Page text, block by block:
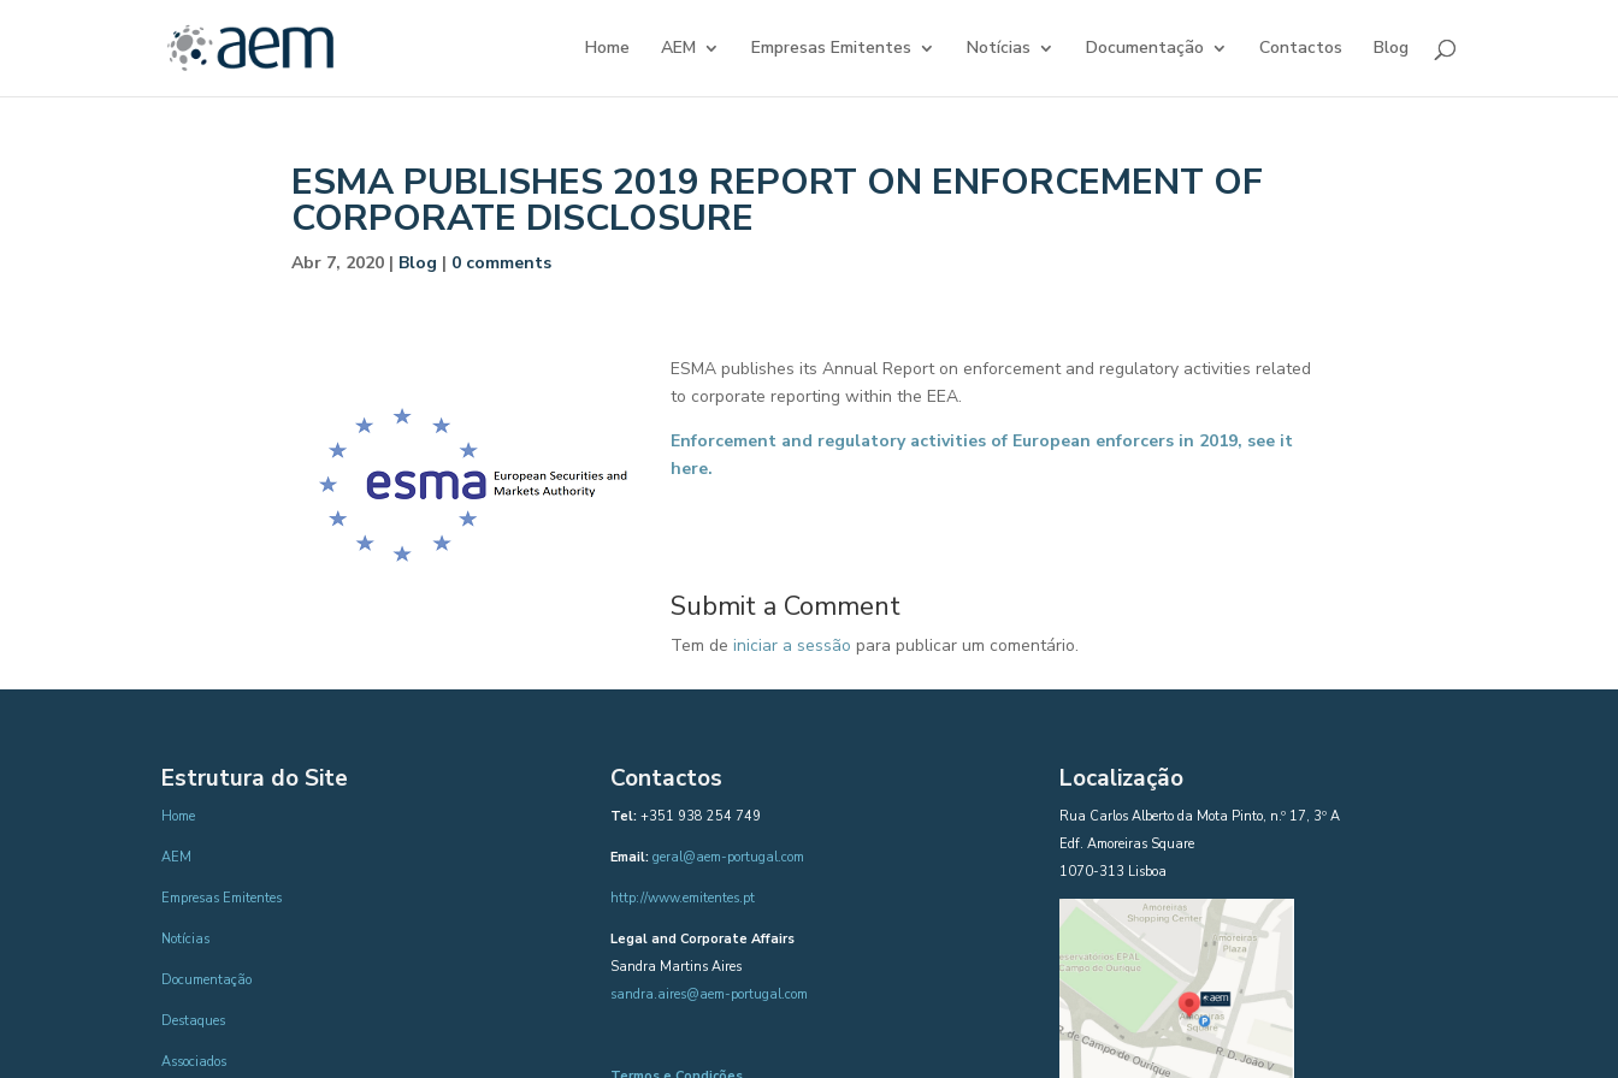
Home AEM Empresas Emitentes Notícias Documentação Contactos Blog
ESMA PUBLISHES 2019 REPORT ON ENFORCEMENT OF
CORPORATE DISCLOSURE
Abr 7, 2020| Blog | 0 comments
ESMA publishes its Annual Report on enforcement and regulatory activities related
to corporate reporting within the EEA.
Enforcement and regulatory activities of European enforcers in 2019, see it
here.
Submit a Comment
Tem de iniciar a sessão para publicar um comentário.
Estrutura do Site
Home
AEM
Empresas Emitentes
Notícias
Documentação
Destaques
Associados
Contactos
Tel: +351 938 254 749
Email: geral@aem-portugal.com
http://www.emitentes.pt
Legal and Corporate Affairs
Sandra Martins Aires
sandra.aires@aem-portugal.com
Localização
Rua Carlos Alberto da Mota Pinto, n.º 17, 3º A
Edf. Amoreiras Square
1070-313 Lisboa